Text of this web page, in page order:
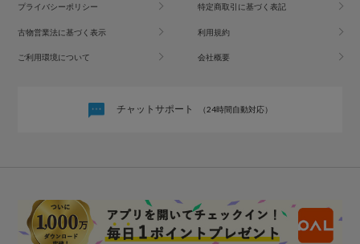
プライバシーポリシー 特定商取引に基づく表記
古物営業法に基づく表示 利用規約
ご利用環境について 会社概要
チャットサポート （24時間自動対応）